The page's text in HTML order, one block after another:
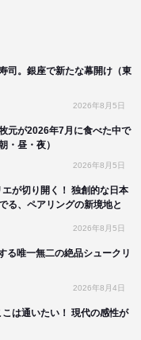
司。銀座で新たな幕開け（東
2026年8月5日
元が2026年7月に食べた中で
・昼・夜）
2026年8月5日
が切り開く！ 独創的な日本
る、ペアリングの新境地と
2026年8月5日
る唯一無二の絶品シュークリ
2026年8月4日
こは通いたい！ 現代の感性が